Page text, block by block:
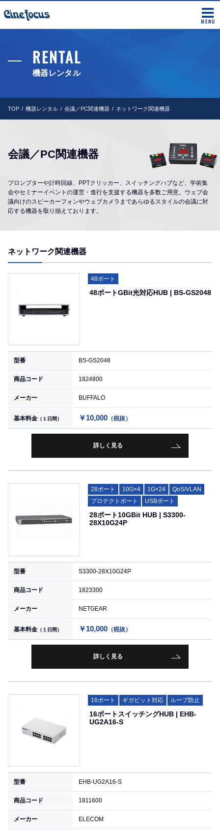
MENU
RENTAL
機器レンタル
TOP 機器レンタル 会議／PC関連機器 ネットワーク関連機器
会議／PC関連機器
プロンプターや計時回線、PPTクリッカー、スイッチングハブなど、学術集
会やセミナーイベントの運営・進行を支援する機器を多数ご用意。ウェブ会
議向けのスピーカーフォンやウェブカメラまであらゆるスタイルの会議に対
応する機器を取り揃えております。
ネットワーク関連機器
48ポート
48ポートGBit光対応HUB | BS-GS2048
型番 BS-GS2048
商品コード 1824800
メーカー BUFFALO
基本料金 （１日間） ￥10,000 （税抜）
詳しく見る
28ポート 10G×4 1G×24
QoS/VLAN
プロテクトポート
USBポート
28ポート10GBit HUB | S3300-
28X10G24P
型番 S3300-28X10G24P
商品コード 1823300
メーカー NETGEAR
基本料金 （１日間） ￥10,000 （税抜）
詳しく見る
16ポート ギガビット対応 ループ防止
16ポートスイッチングHUB | EHB-
UG2A16-S
型番 EHB-UG2A16-S
商品コード 1811600
メーカー ELECOM